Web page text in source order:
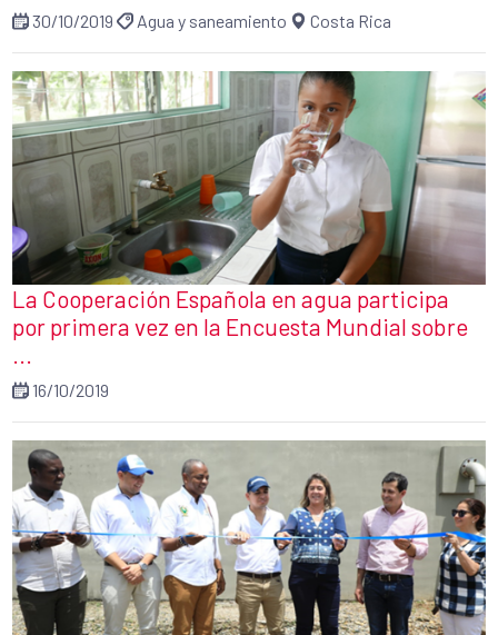
30/10/2019 Agua y saneamiento Costa Rica
La Cooperación Española en agua participa
por primera vez en la Encuesta Mundial sobre
...
16/10/2019